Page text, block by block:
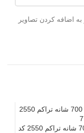
اضافه کردن تصاویر
فرش 700 شانه تراکم 2550 کد